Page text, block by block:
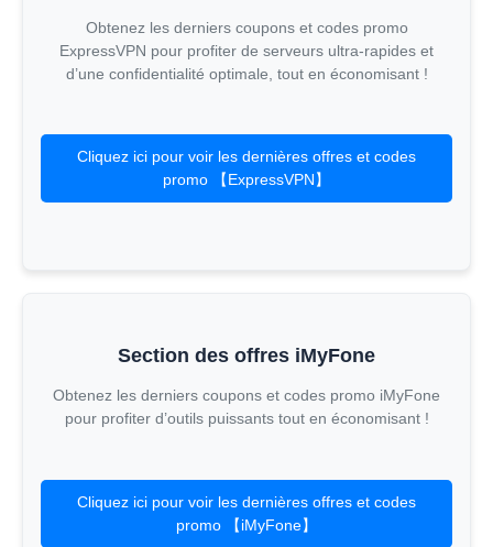
Obtenez les derniers coupons et codes promo
ExpressVPN pour profiter de serveurs ultra-rapides et
d’une confidentialité optimale, tout en économisant !
Cliquez ici pour voir les dernières offres et codes
promo 【ExpressVPN】
Section des offres iMyFone
Obtenez les derniers coupons et codes promo iMyFone
pour profiter d’outils puissants tout en économisant !
Cliquez ici pour voir les dernières offres et codes
promo 【iMyFone】